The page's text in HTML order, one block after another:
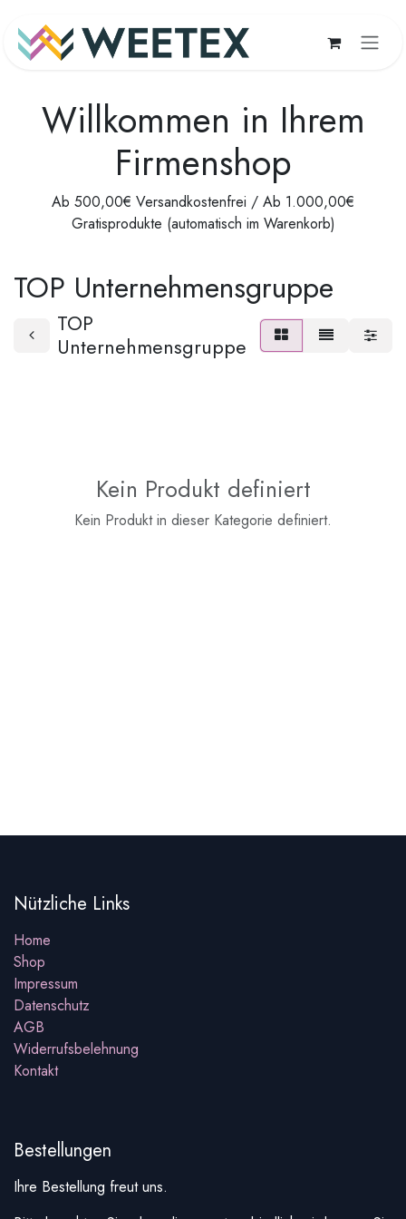
Willkommen in Ihrem
Firmenshop
Ab 500,00€ Versandkostenfrei / Ab 1.000,00€
Gratisprodukte (automatisch im Warenkorb)
TOP Unternehmensgruppe
TOP
Unternehmensgruppe
Kein Produkt definiert
Kein Produkt in dieser Kategorie definiert.
Nützliche Links
Home
Shop
Impressum
Datenschutz
AGB
Widerrufsbelehnung
Kontakt
Bestellungen
Ihre Bestellung freut uns.